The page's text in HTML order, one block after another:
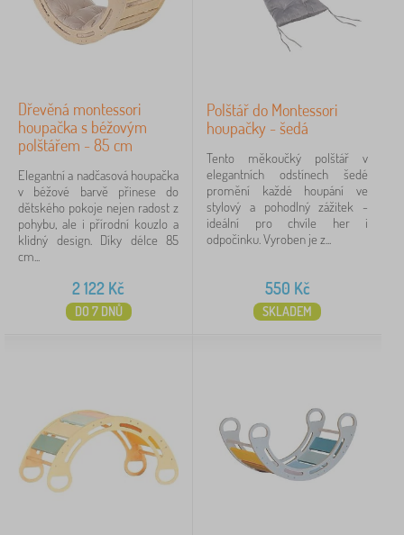
Dřevěná montessori
houpačka s béžovým
polštářem - 85 cm
Elegantní a nadčasová houpačka
v béžové barvě přinese do
dětského pokoje nejen radost z
pohybu, ale i přírodní kouzlo a
klidný design. Díky délce 85
cm...
2 122 Kč
DO 7 DNŮ
Polštář do Montessori
houpačky - šedá
Tento měkoučký polštář v
elegantních odstínech šedé
promění každé houpání ve
stylový a pohodlný zážitek -
ideální pro chvíle her i
odpočinku. Vyroben je z...
550 Kč
SKLADEM